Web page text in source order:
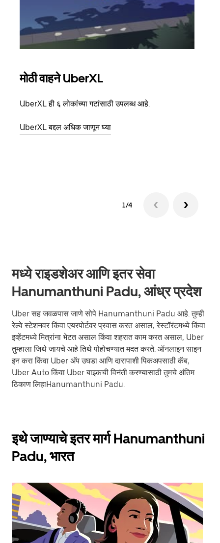
मोठी वाहने UberXL
UberXL ही ६ लोकांच्या गटांसाठी उपलब्ध आहे.
UberXL बद्दल अधिक जाणून घ्या
1/4
मध्ये राइडशेअर आणि इतर सेवा
Hanumanthuni Padu, आंध्र प्रदेश
Uber सह जवळपास जाणे सोपे Hanumanthuni Padu आहे. तुम्ही
रेल्वे स्टेशनवर किंवा एयरपोर्टवर प्रवास करत असाल, रेस्टॉरंटमध्ये किंवा
इव्हेंटमध्ये मित्रांना भेटत असाल किंवा शहरात काम करत असाल, Uber
तुम्हाला जिथे जायचे आहे तिथे पोहोचण्यात मदत करते. ऑनलाइन साइन
इन करा किंवा Uber अ‍ॅप उघडा आणि दारापाशी पिकअपसाठी कॅब,
Uber Auto किंवा Uber बाइकची विनंती करण्यासाठी तुमचे अंतिम
ठिकाण लिहाHanumanthuni Padu.
इथे जाण्याचे इतर मार्ग Hanumanthuni
Padu, भारत